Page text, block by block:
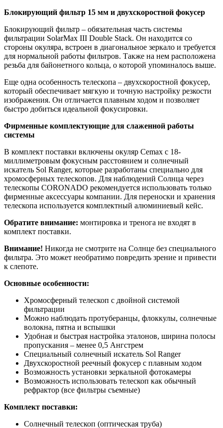
Блокирующий фильтр 15 мм и двухскоростной фокусер
Блокирующий фильтр – обязательная часть системы
фильтрации SolarMax III Double Stack. Он находится со
стороны окуляра, встроен в диагональное зеркало и требуется
для нормальной работы фильтров. Также на нем расположена
резьба для байонетного кольца, о которой упоминалось выше.
Еще одна особенность телескопа – двухскоростной фокусер,
который обеспечивает мягкую и точную настройку резкости
изображения. Он отличается плавным ходом и позволяет
быстро добиться идеальной фокусировки.
Фирменные комплектующие для слаженной работы
системы
В комплект поставки включены окуляр Cemax с 18-
миллиметровым фокусным расстоянием и солнечный
искатель Sol Ranger, которые разработаны специально для
хромосферных телескопов. Для наблюдений Солнца через
телескопы CORONADO рекомендуется использовать только
фирменные аксессуары компании. Для переноски и хранения
телескопа используется комплектный алюминиевый кейс.
Обратите внимание: монтировка и тренога не входят в
комплект поставки.
Внимание! Никогда не смотрите на Солнце без специального
фильтра. Это может необратимо повредить зрение и привести
к слепоте.
Основные особенности:
Хромосферный телескоп с двойной системой
фильтрации
Можно наблюдать протуберанцы, флоккулы, солнечные
волокна, пятна и вспышки
Удобная и быстрая настройка эталонов, ширина полосы
пропускания – менее 0,5 Ангстрем
Специальный солнечный искатель Sol Ranger
Двухскоростной реечный фокусер с плавным ходом
Возможность установки зеркальной фотокамеры
Возможность использовать телескоп как обычный
рефрактор (все фильтры съемные)
Комплект поставки:
Солнечный телескоп (оптическая труба)